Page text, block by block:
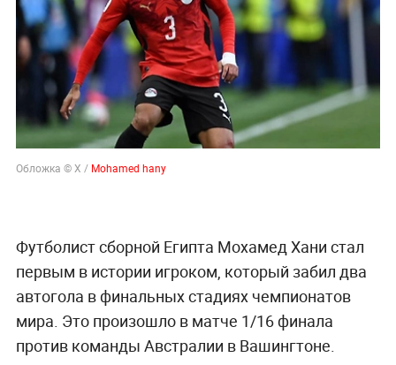
Обложка © X /Mohamed hany
Футболист сборной Египта Мохамед Хани стал
первым в истории игроком, который забил два
автогола в финальных стадиях чемпионатов
мира. Это произошло в матче 1/16 финала
против команды Австралии в Вашингтоне.